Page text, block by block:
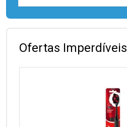
Ofertas Imperdíveis